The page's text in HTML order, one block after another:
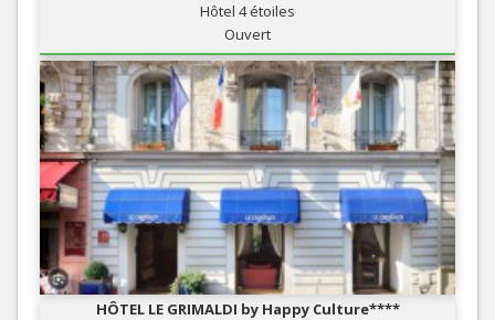
Hôtel 4 étoiles
Ouvert
HÔTEL LE GRIMALDI by Happy Culture****